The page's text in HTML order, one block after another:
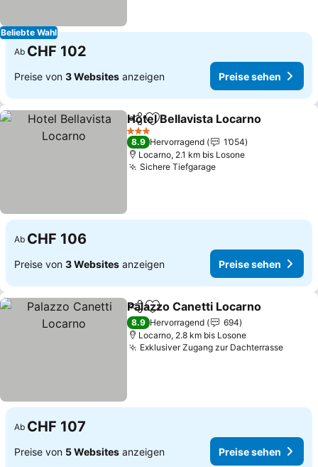
Beliebte Wahl
Ab CHF 102
Preise von 3 Websites anzeigen Preise sehen
TeilenZu Favoriten hinzufügen
Hotel Bellavista Locarno
3 Sterne
8.9 Hervorragend
1’054
Locarno, 2.1 km bis Losone
Sichere Tiefgarage
Ab CHF 106
Preise von 3 Websites anzeigen Preise sehen
TeilenZu Favoriten hinzufügen
Palazzo Canetti Locarno
8.9 Hervorragend
694
Locarno, 2.8 km bis Losone
Exklusiver Zugang zur Dachterrasse
Ab CHF 107
Preise von 5 Websites anzeigen Preise sehen